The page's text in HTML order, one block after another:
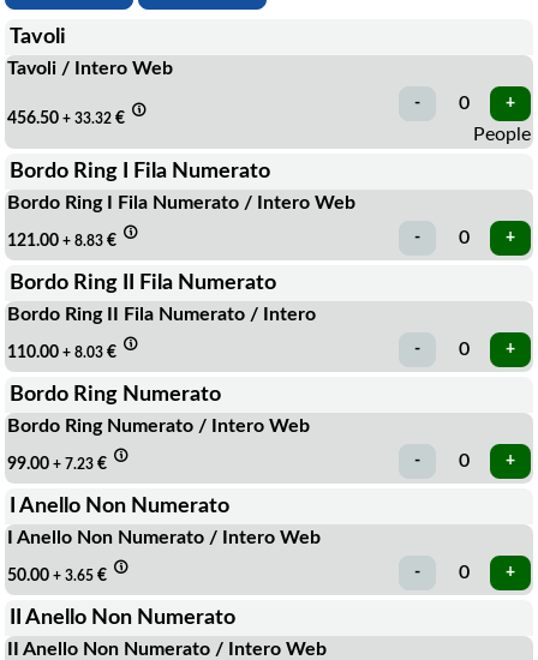
Tavoli
Tavoli / Intero Web
456.50 + 33.32 €
People
Bordo Ring I Fila Numerato
Bordo Ring I Fila Numerato / Intero Web
121.00 + 8.83 €
Bordo Ring II Fila Numerato
Bordo Ring II Fila Numerato / Intero
110.00 + 8.03 €
Bordo Ring Numerato
Bordo Ring Numerato / Intero Web
99.00 + 7.23 €
I Anello Non Numerato
I Anello Non Numerato / Intero Web
50.00 + 3.65 €
II Anello Non Numerato
II Anello Non Numerato / Intero Web